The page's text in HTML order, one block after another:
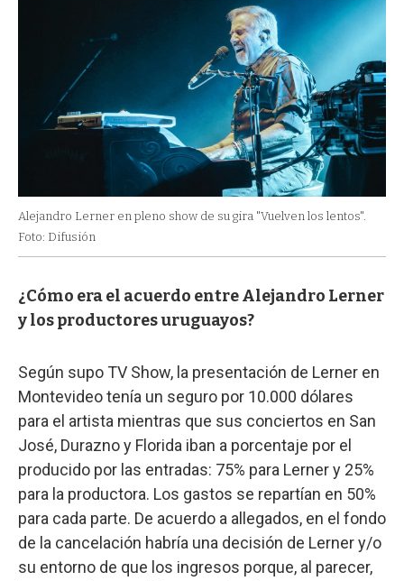
Alejandro Lerner en pleno show de su gira "Vuelven los lentos".
Foto: Difusión
¿Cómo era el acuerdo entre Alejandro Lerner
y los productores uruguayos?
Según supo TV Show, la presentación de Lerner en
Montevideo tenía un seguro por 10.000 dólares
para el artista mientras que sus conciertos en San
José, Durazno y Florida iban a porcentaje por el
producido por las entradas: 75% para Lerner y 25%
para la productora. Los gastos se repartían en 50%
para cada parte. De acuerdo a allegados, en el fondo
de la cancelación habría una decisión de Lerner y/o
su entorno de que los ingresos porque, al parecer,